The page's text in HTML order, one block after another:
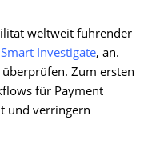
weltweit führender
Investigate, an.
Zum ersten
für Payment
und verringern